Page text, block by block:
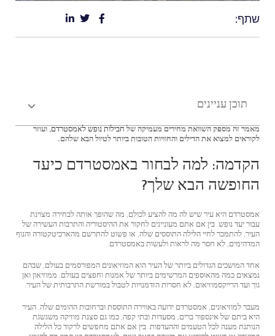
שתף:
תוכן עניינים
מאמר זה מספק השוואת מחירים מעמיקה של חבילות נופש לאמסטרדם, ועוזר
לקוראים למצוא את הדילים והחוויות הטובות ביותר לטיול הבא שלהם.
הקדמה: למה לבחור באמסטרדם כיעד
החופשה הבא שלך?
אמסטרדם היא עיר שיש לה מה להציע לכולם, מה שהופך אותה לבחירה מצוינת
עבור יעד נופש. בין אם אתם מעוניינים לחקור את ההיסטוריה והתרבות העשירה של
העיר, להתמכר לחיי הלילה התוססים שלה, או פשוט להתרשם מהארכיטקטורה והנוף
המדהימים, לא חסר מה לראות ולעשות באמסטרדם.
אחד המושכים הגדולים ביותר של העיר הוא המוזיאונים המפורסמים בעולם, שבהם
נמצאים כמה מהאוספים המרשימים ביותר של אמנות וחפצים בעולם. ממוזיאון ואן
גוך ועד הרייקסמוזיאום, לא חסרות הזדמנויות לטבול במורשת התרבותית של העיר.
מעבר למוזיאונים, אמסטרדם ידועה באווירה התוססת וברחובות ההומים שלה. העיר
היא ביתם של אינספור ברים, מסעדות ובתי קפה, כמו גם סצנת מוזיקה משגשגת
הנותנת מענה לכל הטעמים וההעדפות. בין אם אתם מחפשים לרקוד כל הלילה